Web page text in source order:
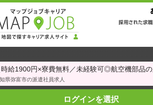
時給1900円×寮費無料／未経験可◎航空機部品
県弥富市の派遣社員求人
ログインを選択